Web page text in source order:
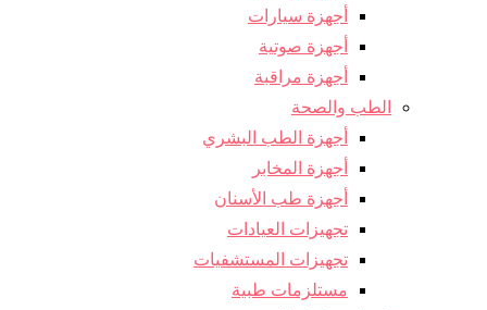
أجهزة سيارات
أجهزة صوتية
أجهزة مراقبة
الطب والصحة
أجهزة الطب البشري
أجهزة المخابر
أجهزة طب الأسنان
تجهيزات العيادات
تجهيزات المستشفيات
مستلزمات طبية